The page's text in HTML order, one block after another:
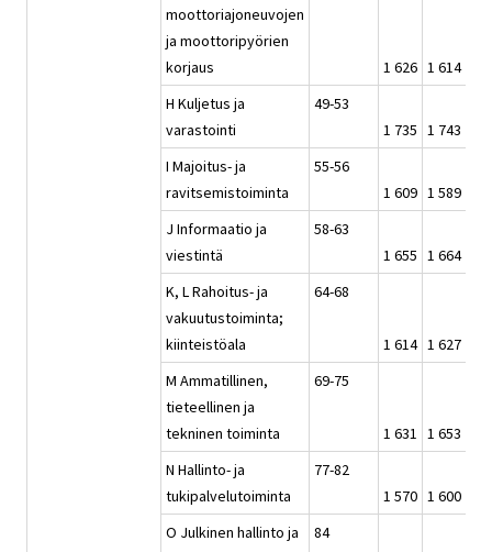
moottoriajoneuvojen
ja moottoripyörien
korjaus
1 626 1 614
H Kuljetus ja
varastointi
49-53
1 735 1 743
I Majoitus- ja
ravitsemistoiminta
55-56
1 609 1 589
J Informaatio ja
viestintä
58-63
1 655 1 664
K, L Rahoitus- ja
vakuutustoiminta;
kiinteistöala
64-68
1 614 1 627
M Ammatillinen,
tieteellinen ja
tekninen toiminta
69-75
1 631 1 653
N Hallinto- ja
tukipalvelutoiminta
77-82
1 570 1 600
O Julkinen hallinto ja
84